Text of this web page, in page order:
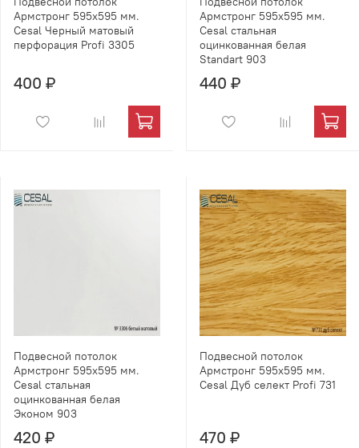
Армстронг 595х595 мм.
Cesal Черный матовый
перфорация Profi 3305
400 ₽
Армстронг 595х595 мм.
Cesal стальная
оцинкованная белая
Standart 903
440 ₽
Подвесной потолок
Армстронг 595х595 мм.
Cesal стальная
оцинкованная белая
Эконом 903
420 ₽
Подвесной потолок
Армстронг 595х595 мм.
Cesal Дуб селект Profi 731
470 ₽